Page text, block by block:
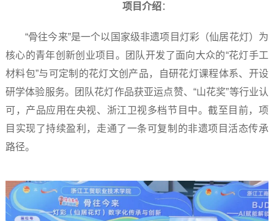
项目介绍：
“骨往今来”是一个以国家级非遗项目灯彩（仙居花灯）为
核心的青年创新创业项目。团队开发了面向大众的“花灯手工
材料包”与可定制的花灯文创产品，自研花灯课程体系、开设
研学体验服务。团队花灯作品获亚运点赞、“山花奖”等行业认
可，产品应用在央视、浙江卫视多档节目中。截至目前，项
目实现了持续盈利，走通了一条可复制的非遗项目活态传承
路径。